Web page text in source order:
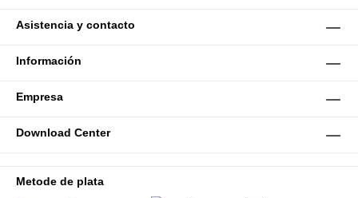
Asistencia y contacto
Información
Empresa
Download Center
Metode de plata